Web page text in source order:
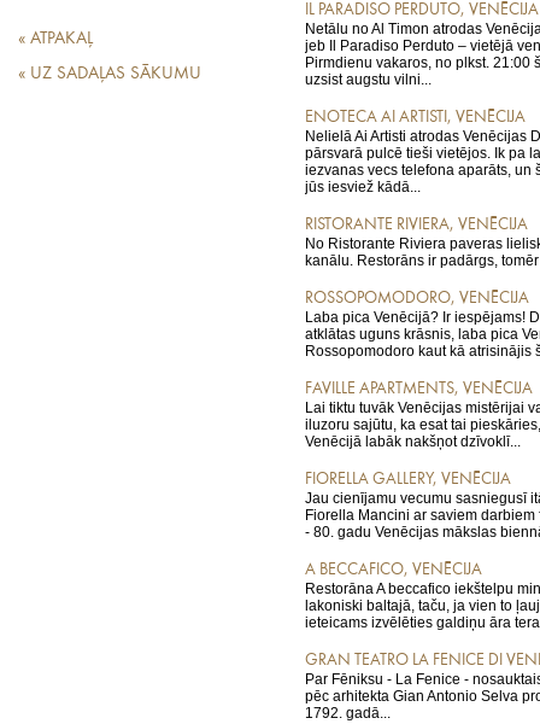
« ATPAKAĻ
« UZ SADAĻAS SĀKUMU
IL PARADISO PERDUTO, VENĒCIJA
Netālu no Al Timon atrodas
jeb Il Paradiso Perduto – vietējā
Pirmdienu vakaros, no plkst. 21:00
uzsist augstu vilni...
ENOTECA AI ARTISTI, VENĒCIJA
Nelielā Ai Artisti atrodas Venēcijas
pārsvarā pulcē tieši vietējos. Ik pa
iezvanas vecs telefona aparāts, un
jūs iesviež kādā...
RISTORANTE RIVIERA, VENĒCIJA
No Ristorante Riviera paveras
kanālu. Restorāns ir padārgs,
ROSSOPOMODORO, VENĒCIJA
Laba pica Venēcijā? Ir iespējams!
atklātas uguns krāsnis, laba pica
Rossopomodoro kaut kā atrisinājis
FAVILLE APARTMENTS, VENĒCIJA
Lai tiktu tuvāk Venēcijas mistērijai
iluzoru sajūtu, ka esat tai
Venēcijā labāk nakšņot dzīvoklī...
FIORELLA GALLERY, VENĒCIJA
Jau cienījamu vecumu sasniegusī
Fiorella Mancini ar saviem
- 80. gadu Venēcijas mākslas
A BECCAFICO, VENĒCIJA
Restorāna A beccafico iekštelpu
lakoniski baltajā, taču, ja vien to
ieteicams izvēlēties galdiņu āra
GRAN TEATRO LA FENICE DI
Par Fēniksu - La Fenice -
pēc arhitekta Gian Antonio Selva
1792. gadā...